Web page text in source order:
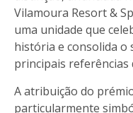
Vilamoura Resort &
uma unidade que
história e consolida o
principais referências
A atribuição do
particularmente